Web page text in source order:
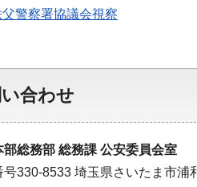
父警察署協議会視察
合わせ
部総務部 総務課 公安委員会室
号330-8533 埼玉県さいたま市浦